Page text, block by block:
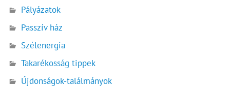
Pályázatok
Passzív ház
Szélenergia
Takarékosság tippek
Újdonságok-találmányok